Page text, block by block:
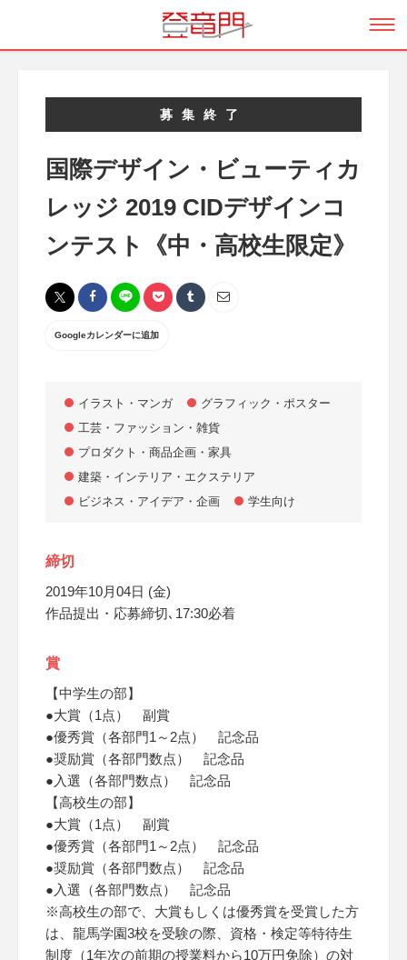
募集終了
国際デザイン・ビューティカ
レッジ 2019 CIDデザインコ
ンテスト《中・高校生限定》
Googleカレンダーに追加
イラスト・マンガ
グラフィック・ポスター
工芸・ファッション・雑貨
プロダクト・商品企画・家具
建築・インテリア・エクステリア
ビジネス・アイデア・企画
学生向け
締切
2019年10月04日 (金)
作品提出・応募締切､17:30必着
賞
【中学生の部】
●大賞（1点） 副賞
●優秀賞（各部門1～2点） 記念品
●奨励賞（各部門数点） 記念品
●入選（各部門数点） 記念品
【高校生の部】
●大賞（1点） 副賞
●優秀賞（各部門1～2点） 記念品
●奨励賞（各部門数点） 記念品
●入選（各部門数点） 記念品
※高校生の部で、大賞もしくは優秀賞を受賞した方
は、龍馬学園3校を受験の際、資格・検定等特待生
制度（1年次の前期の授業料から10万円免除）の対